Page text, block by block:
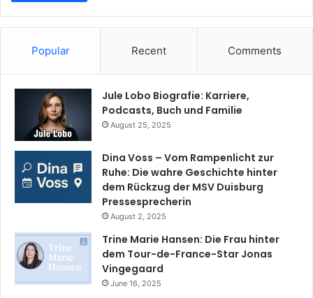
Popular Recent Comments
Jule Lobo Biografie: Karriere,
Podcasts, Buch und Familie
August 25, 2025
Dina Voss – Vom Rampenlicht zur
Ruhe: Die wahre Geschichte hinter
dem Rückzug der MSV Duisburg
Pressesprecherin
August 2, 2025
Trine Marie Hansen: Die Frau hinter
dem Tour-de-France-Star Jonas
Vingegaard
June 16, 2025